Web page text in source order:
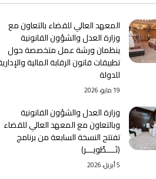
المعهد العالي للقضاء بالتعاون مع
وزارة العدل والشؤون القانونية
ينظمان ورشة عمل متخصصة حول
تطبيقات قانون الرقابة المالية
للدولة
19 مايو، 2026
وزارة العدل والشؤون القانونية
وبالتعاون مع المعهد العالي للقضاء
تفتتح النسخة السابعة من برنامج
﴿تَــــطْويـــر﴾
5 أبريل، 2026